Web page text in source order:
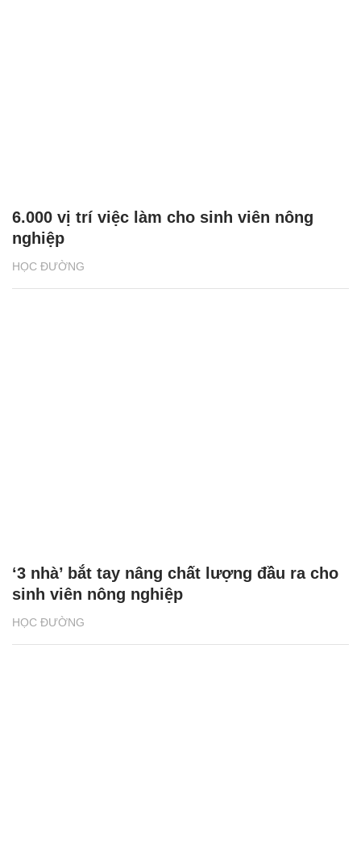
HỌC ĐƯỜNG
6.000 vị trí việc làm cho sinh viên nông
nghiệp
HỌC ĐƯỜNG
‘3 nhà’ bắt tay nâng chất lượng đầu ra cho
sinh viên nông nghiệp